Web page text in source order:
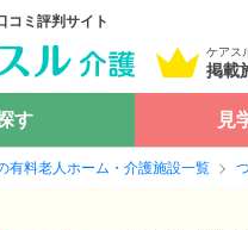
コミ評判サイト
ケアス
掲載
す 見
有料老人ホーム・介護施設一覧